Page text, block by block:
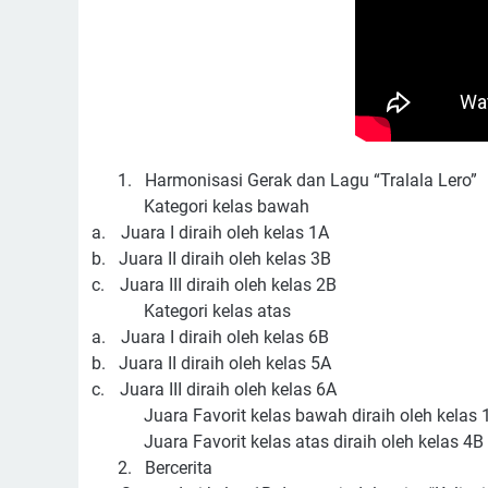
1.
Harmonisasi Gerak dan Lagu “Tralala Lero”
Kategori kelas bawah
a.
Juara I diraih oleh kelas 1A
b.
Juara II diraih oleh kelas 3B
c.
Juara III diraih oleh kelas 2B
Kategori kelas atas
a.
Juara I diraih oleh kelas 6B
b.
Juara II diraih oleh kelas 5A
c.
Juara III diraih oleh kelas 6A
Juara Favorit kelas bawah diraih oleh kelas
Juara Favorit kelas atas diraih oleh kelas 4B
2.
Bercerita